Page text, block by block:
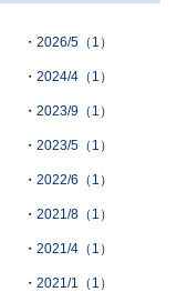
2026/5（1）
2024/4（1）
2023/9（1）
2023/5（1）
2022/6（1）
2021/8（1）
2021/4（1）
2021/1（1）